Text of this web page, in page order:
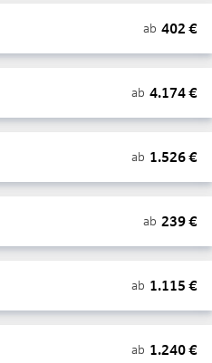
ab 402 €
ab 4.174€
ab 1.526€
ab 239€
ab 1.115 €
ab 1.240€